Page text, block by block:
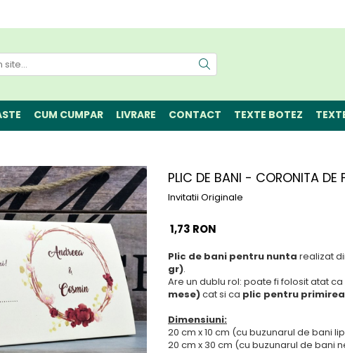
CUM CUMPAR LIVRARE CONTACT TEXTE BOTEZ
PLIC DE BANI - CORONITA DE
Invitatii Originale
1,73 RON
Plic de bani pentru nunta realizat
gr).
Are un dublu rol: poate fi folosit atat ca
mese)cat si ca plic pentru
Dimensiuni:
20 cm x 10 cm (cu buzunarul de bani
20 cm x 30 cm (cu buzunarul de bani